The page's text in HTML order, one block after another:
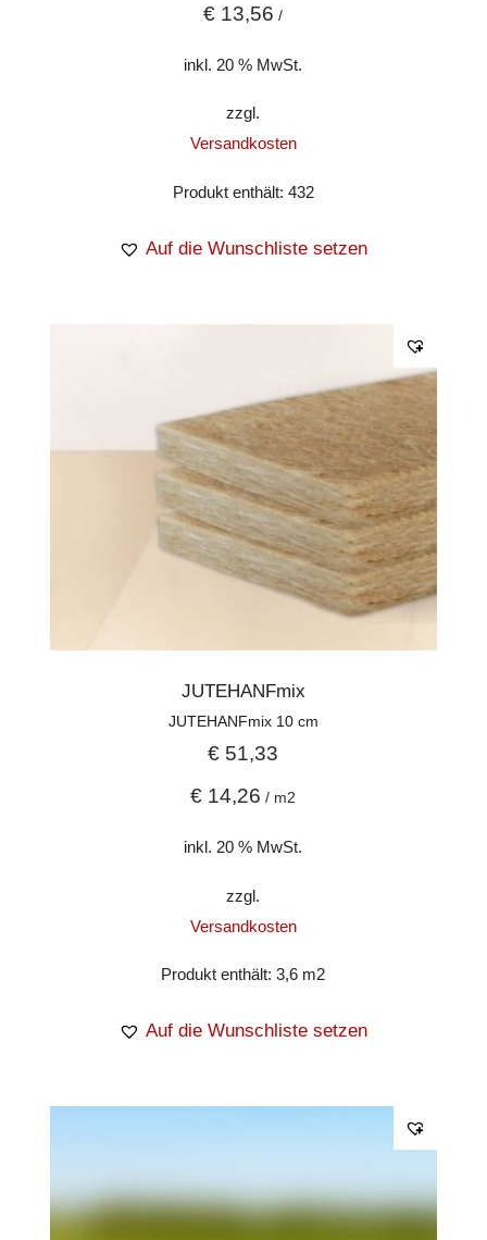
€ 13,56 /
inkl. 20 % MwSt.
zzgl.
Versandkosten
Produkt enthält: 432
Auf die Wunschliste setzen
JUTEHANFmix
JUTEHANFmix 10 cm
€ 51,33
€ 14,26 / m2
inkl. 20 % MwSt.
zzgl.
Versandkosten
Produkt enthält: 3,6 m2
Auf die Wunschliste setzen